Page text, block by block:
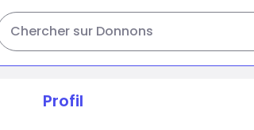
Chercher sur Donnons
Profil